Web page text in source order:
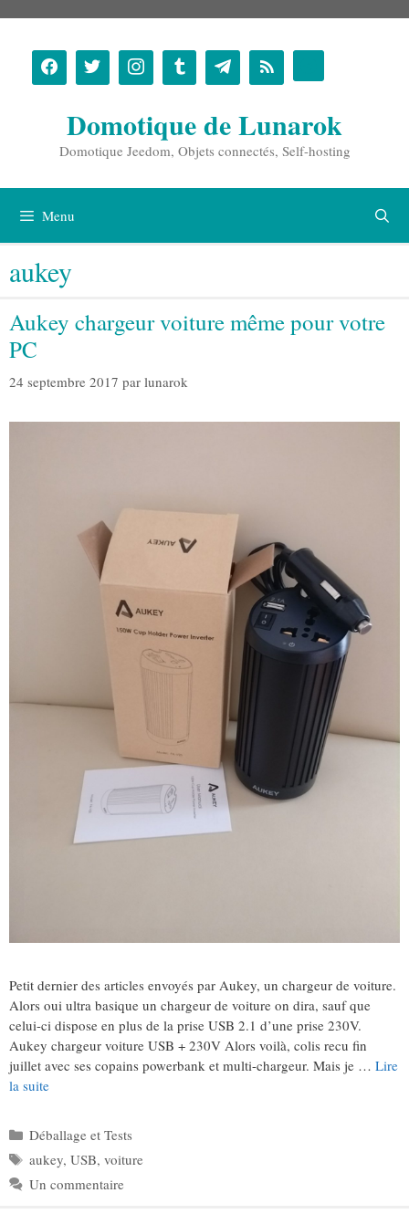
contenu
Domotique de Lunarok
Domotique Jeedom, Objets connectés, Self-hosting
Menu
aukey
Aukey chargeur voiture même pour votre
PC
24 septembre 2017 par lunarok
Petit dernier des articles envoyés par Aukey, un chargeur de voiture.
Alors oui ultra basique un chargeur de voiture on dira, sauf que
celui-ci dispose en plus de la prise USB 2.1 d’une prise 230V.
Aukey chargeur voiture USB + 230V Alors voilà, colis recu fin
juillet avec ses copains powerbank et multi-chargeur. Mais je … Lire
la suite
Catégories
Déballage et Tests
Étiquettes
aukey, USB, voiture
Un commentaire